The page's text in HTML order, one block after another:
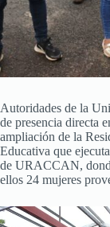
Autoridades de la
de presencia directa
ampliación de la
Educativa que
de URACCAN,
ellos 24 mujeres